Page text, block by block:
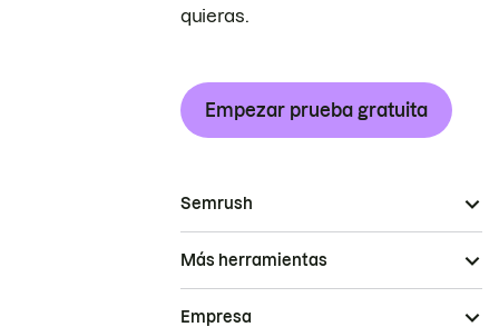
quieras.
Empezar prueba gratuita
Semrush
Más herramientas
Empresa